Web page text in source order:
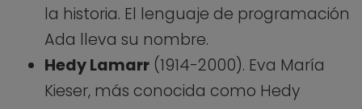
la historia. El lenguaje de programación
Ada lleva su nombre.
Hedy Lamarr (1914-2000). Eva María
Kieser, más conocida como Hedy